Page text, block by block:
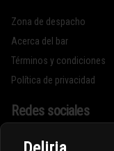
Zona de despacho
Acerca del bar
Términos y condiciones
Política de privacidad
Redes sociales
Instagram